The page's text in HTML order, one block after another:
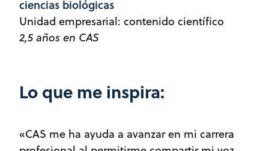
ciencias biológicas
Unidad empresarial: contenido científico
2,5 años en CAS
Lo que me inspira:
«CAS me ha ayuda a avanzar en mi carrera